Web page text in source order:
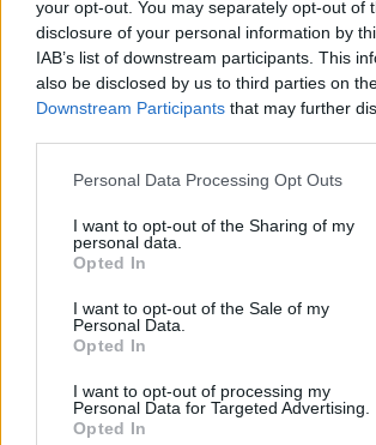
your opt-out. You may separately opt-out of
disclosure of your personal information by
IAB’s list of downstream participants. This
also be disclosed by us to third parties on
Downstream Participants that may further
Personal Data Processing Opt Outs
I want to opt-out of the Sharing of my
personal data.
Opted In
I want to opt-out of the Sale of my
Personal Data.
Opted In
I want to opt-out of processing my
Personal Data for Targeted Advertising.
Opted In
Acconsento al trattamento dei dati personali (
LE MIGLIORI OFFERTE